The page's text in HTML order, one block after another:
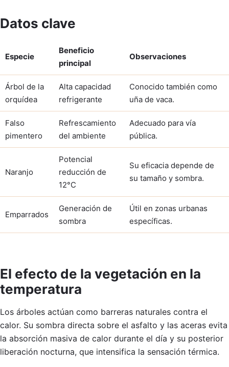
Datos clave
Especie
Beneficio
principal
Observaciones
Árbol de la
orquídea
Alta capacidad
refrigerante
Conocido también como
uña de vaca.
Falso
pimentero
Refrescamiento
del ambiente
Adecuado para vía
pública.
Naranjo
Potencial
reducción de
12°C
Su eficacia depende de
su tamaño y sombra.
Emparrados
Generación de
sombra
Útil en zonas urbanas
específicas.
El efecto de la vegetación en la
temperatura
Los árboles actúan como barreras naturales contra el
calor. Su sombra directa sobre el asfalto y las aceras evita
la absorción masiva de calor durante el día y su posterior
liberación nocturna, que intensifica la sensación térmica.